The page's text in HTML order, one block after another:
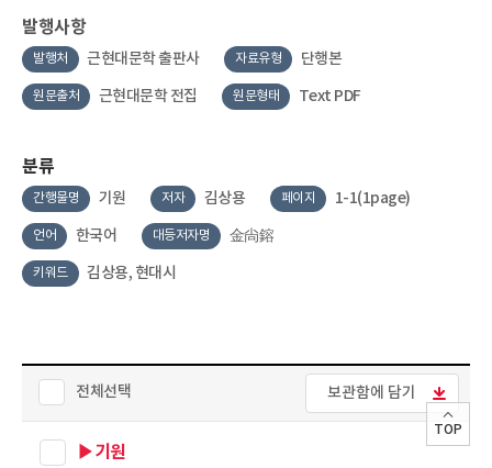
발행사항
발행처 근현대문학 출판사 자료유형 단행본
원문출처 근현대문학 전집 원문형태 Text PDF
분류
간행물명 기원 저자 김상용 페이지 1-1(1page)
언어 한국어 대등저자명 金尙鎔
키워드 김상용, 현대시
전체선택 보관함에 담기
▶기원
TOP